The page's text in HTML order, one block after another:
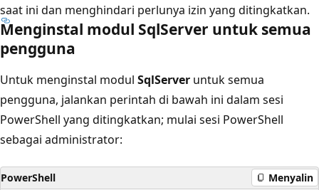
saat ini dan menghindari perlunya izin yang ditingkatkan.
Menginstal modul SqlServer untuk semua
pengguna
Untuk menginstal modul SqlServer untuk semua
pengguna, jalankan perintah di bawah ini dalam sesi
PowerShell yang ditingkatkan; mulai sesi PowerShell
sebagai administrator:
PowerShell Menyalin